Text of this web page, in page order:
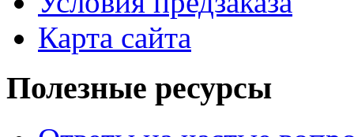
Карта сайта
Полезные ресурсы